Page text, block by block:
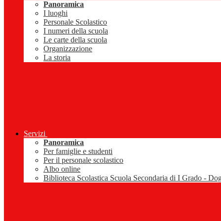
Panoramica
I luoghi
Personale Scolastico
I numeri della scuola
Le carte della scuola
Organizzazione
La storia
Servizi
Panoramica
Per famiglie e studenti
Per il personale scolastico
Albo online
Biblioteca Scolastica Scuola Secondaria di I Grado -